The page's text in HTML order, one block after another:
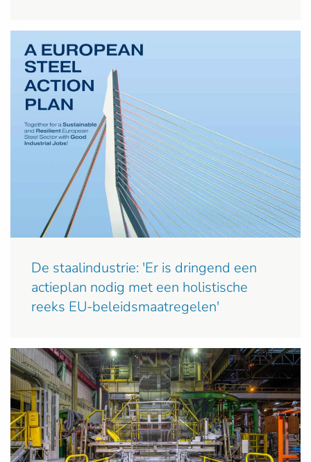
De staalindustrie: 'Er is dringend een
actieplan nodig met een holistische
reeks EU-beleidsmaatregelen'